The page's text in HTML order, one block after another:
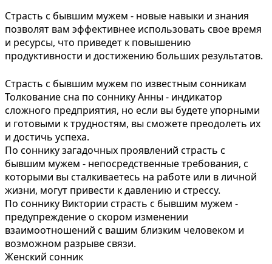
Страсть с бывшим мужем - новые навыки и знания
позволят вам эффективнее использовать свое время
и ресурсы, что приведет к повышению
продуктивности и достижению больших результатов.
Страсть с бывшим мужем по известным сонникам
Толкование сна по соннику Анны - индикатор
сложного предприятия, но если вы будете упорными
и готовыми к трудностям, вы сможете преодолеть их
и достичь успеха.
По соннику загадочных проявлений страсть с
бывшим мужем - непосредственные требования, с
которыми вы сталкиваетесь на работе или в личной
жизни, могут привести к давлению и стрессу.
По соннику Виктории страсть с бывшим мужем -
предупреждение о скором изменении
взаимоотношений с вашим близким человеком и
возможном разрыве связи.
Женский сонник